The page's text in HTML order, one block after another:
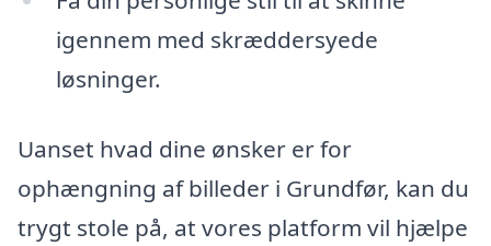
igennem med skræddersyede
løsninger.
Uanset hvad dine ønsker er for
ophængning af billeder i Grundfør, kan du
trygt stole på, at vores platform vil hjælpe